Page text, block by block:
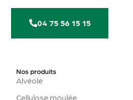
04 75 56 15 15
Nos produits
Alvéole
Cellulose moulée